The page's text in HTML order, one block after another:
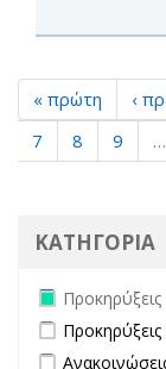
« πρώτη ‹
7
8 9 …
ΚΑΤΗΓΟΡΙΑ
Remove
Apply
Apply